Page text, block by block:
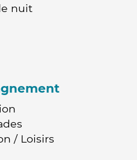
nuit
/ Loisirs